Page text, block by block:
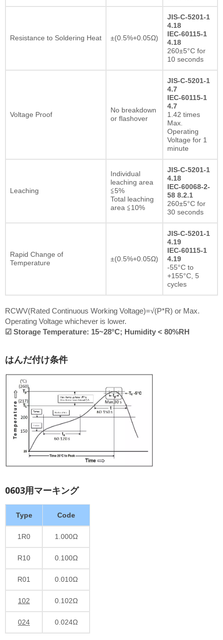
Resistance to Soldering Heat ±(0.5%+0.05Ω)
JIS-C-5201-1
4.18
IEC-60115-1
4.18
260±5°C for
10 seconds
Voltage Proof
No breakdown
or flashover
JIS-C-5201-1
4.7
IEC-60115-1
4.7
1.42 times
Max.
Operating
Voltage for 1
minute
Leaching
Individual
leaching area
≦5%
Total leaching
area ≦10%
JIS-C-5201-1
4.18
IEC-60068-2-
58 8.2.1
260±5°C for
30 seconds
Rapid Change of
Temperature
±(0.5%+0.05Ω)
JIS-C-5201-1
4.19
IEC-60115-1
4.19
-55°C to
+155°C, 5
cycles
RCWV(Rated Continuous Working Voltage)=√(P*R) or Max.
Operating Voltage whichever is lower.
☑ Storage Temperature: 15~28°C; Humidity < 80%RH
はんだ付け条件
0603用マーキング
Type Code
1R0 1.000Ω
R10 0.100Ω
R01 0.010Ω
102 0.102Ω
024 0.024Ω